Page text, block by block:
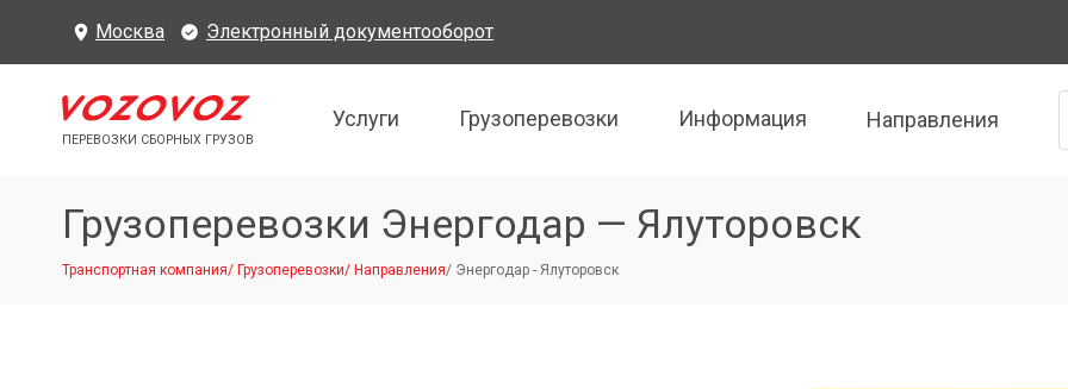
Москва Электронный документооборот
ПЕРЕВОЗКИ СБОРНЫХ ГРУЗОВ
Услуги Грузоперевозки Информация Направления
Грузоперевозки Энергодар — Ялуторовск
Транспортная компания/ Грузоперевозки/ Направления/ Энергодар - Ялуторовск